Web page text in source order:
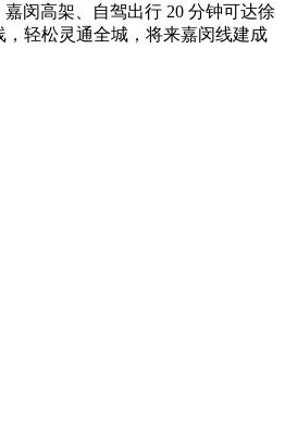
闵高架、自驾出行 20 分钟可达徐
轻松灵通全城，将来嘉闵线建成